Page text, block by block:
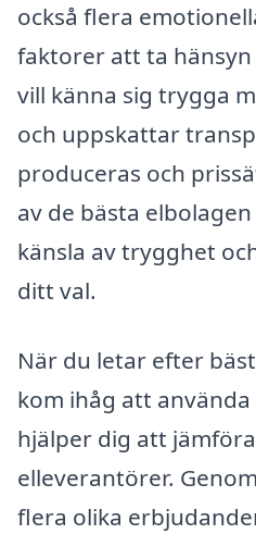
också flera
faktorer att ta
vill känna sig trygga
och uppskattar
produceras och
av de bästa
känsla av trygghet
ditt val.
När du letar efter
kom ihåg att
hjälper dig att
elleverantörer.
flera olika